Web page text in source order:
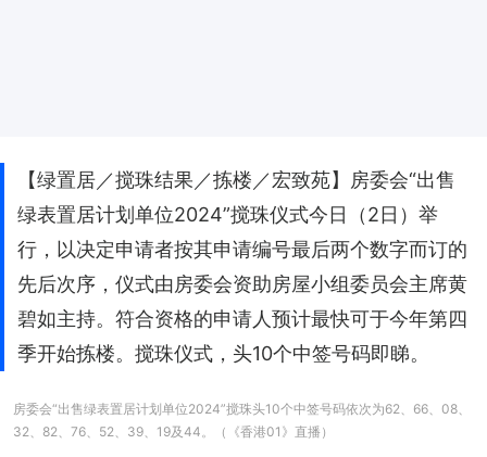
【绿置居／搅珠结果／拣楼／宏致苑】房委会“出售
绿表置居计划单位2024”搅珠仪式今日（2日）举
行，以决定申请者按其申请编号最后两个数字而订的
先后次序，仪式由房委会资助房屋小组委员会主席黄
碧如主持。符合资格的申请人预计最快可于今年第四
季开始拣楼。搅珠仪式，头10个中签号码即睇。
房委会“出售绿表置居计划单位2024”搅珠头10个中签号码依次为62、66、08、
32、82、76、52、39、19及44。（《香港01》直播）